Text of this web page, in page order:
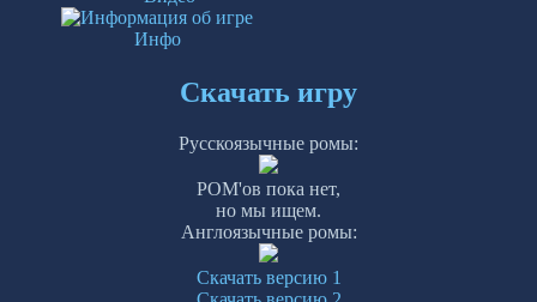
Инфо
Скачать игру
Русскоязычные ромы:
РОМ'ов пока нет,
но мы ищем.
Англоязычные ромы:
Скачать версию 1